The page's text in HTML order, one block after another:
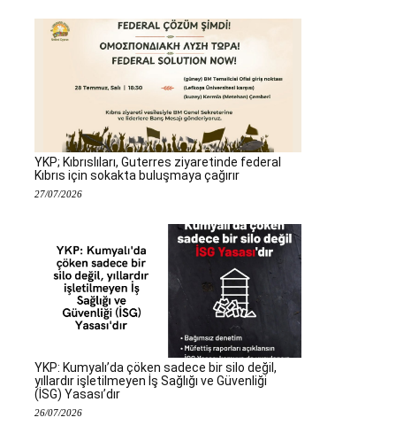
YKP; Kıbrıslıları, Guterres ziyaretinde federal
Kıbrıs için sokakta buluşmaya çağırır
27/07/2026
YKP: Kumyalı’da çöken sadece bir silo değil,
yıllardır işletilmeyen İş Sağlığı ve Güvenliği
(İSG) Yasası’dır
26/07/2026